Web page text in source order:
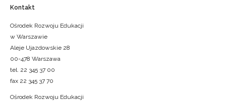
Kontakt
Ośrodek Rozwoju Edukacji
w Warszawie
Aleje Ujazdowskie 28
00-478 Warszawa
tel. 22 345 37 00
fax 22 345 37 70
Ośrodek Rozwoju Edukacji